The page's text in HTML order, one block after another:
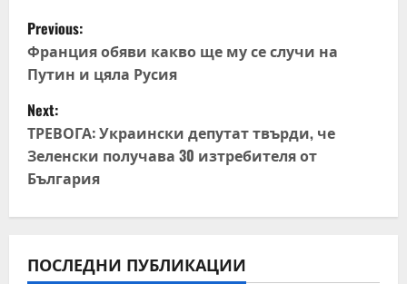
P
o
s
t
n
a
v
Previous:
Франция обяви какво ще му се случи на
Путин и цяла Русия
Next:
ТРЕВОГА: Украински депутат твърди, че
Зеленски получава 30 изтребителя от
България
ПОСЛЕДНИ ПУБЛИКАЦИИ